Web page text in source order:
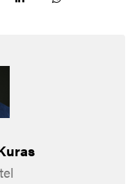
ani pohnat
Za BLM, za zločiny
za škody
imigrační
chapadla, ale